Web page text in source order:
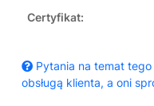
Certyfikat:
Pytania na temat
obsługą klienta, a oni